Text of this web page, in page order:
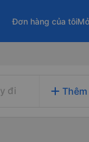
Đơn hàng của tôi
đi add